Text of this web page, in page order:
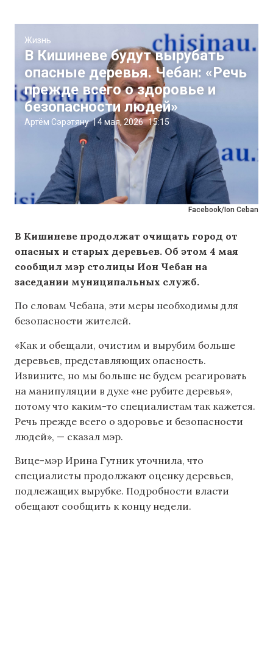
Facebook/Ion Ceban
Жизнь
В Кишиневе будут вырубать
опасные деревья. Чебан: «Речь
прежде всего о здоровье и
безопасности людей»
Артём Сэрэтяну |4 мая, 2026 15:15
В Кишиневе продолжат очищать город от
опасных и старых деревьев. Об этом 4 мая
сообщил мэр столицы Ион Чебан на
заседании муниципальных служб.
По словам Чебана, эти меры необходимы для
безопасности жителей.
«Как и обещали, очистим и вырубим больше
деревьев, представляющих опасность.
Извините, но мы больше не будем реагировать
на манипуляции в духе «не рубите деревья»,
потому что каким-то специалистам так кажется.
Речь прежде всего о здоровье и безопасности
людей», — сказал мэр.
Вице-мэр Ирина Гутник уточнила, что
специалисты продолжают оценку деревьев,
подлежащих вырубке. Подробности власти
обещают сообщить к концу недели.